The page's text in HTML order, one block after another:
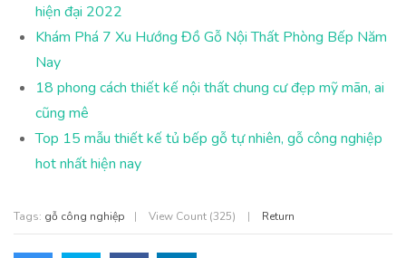
hiện đại 2022
Khám Phá 7 Xu Hướng Đồ Gỗ Nội Thất Phòng Bếp Năm
Nay
18 phong cách thiết kế nội thất chung cư đẹp mỹ mãn, ai
cũng mê
Top 15 mẫu thiết kế tủ bếp gỗ tự nhiên, gỗ công nghiệp
hot nhất hiện nay
Tags: gỗ công nghiệp | View Count (325) | Return